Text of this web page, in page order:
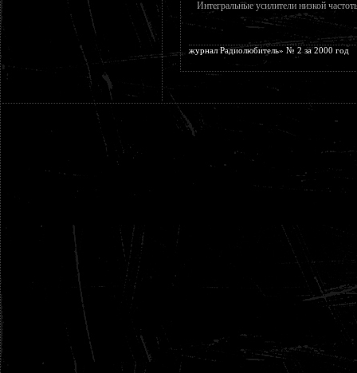
Интегральные усилители низкой
журнал Радиолюбитель» № 2 за 2000 год